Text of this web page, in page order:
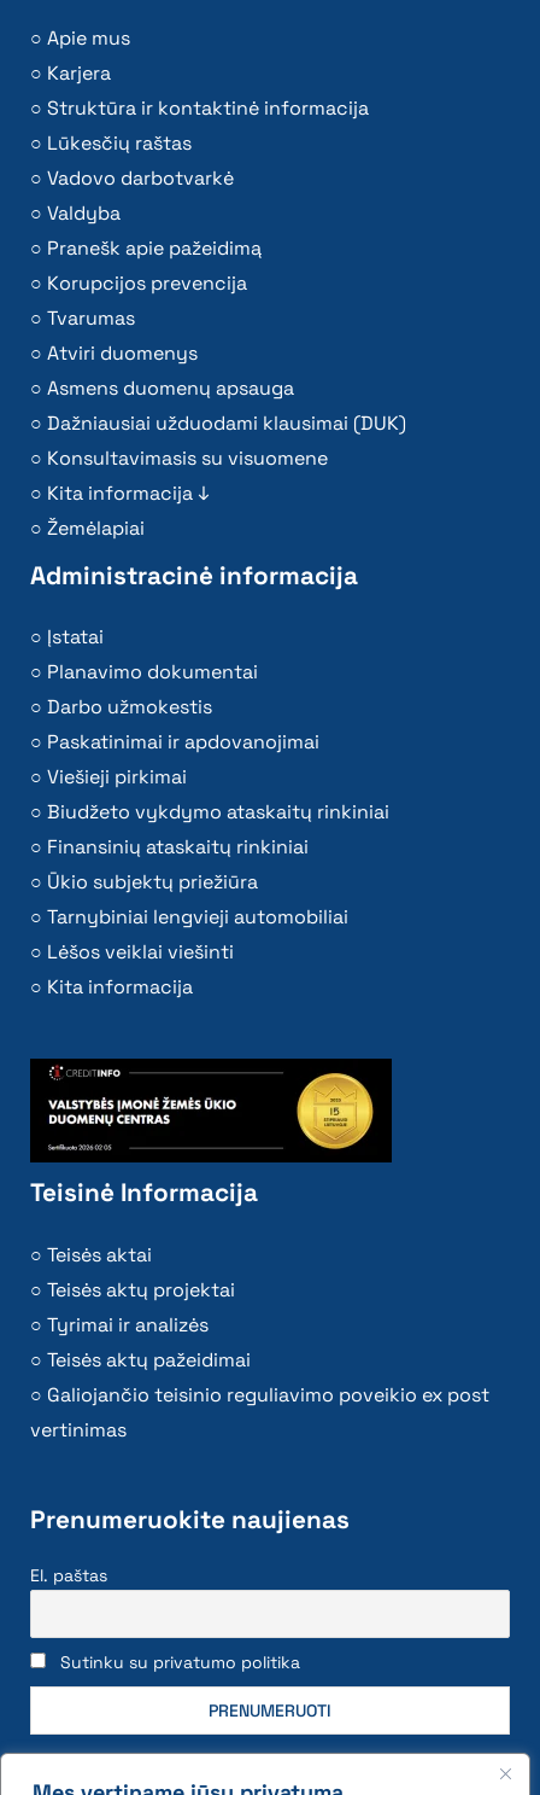
Apie mus
Karjera
Struktūra ir kontaktinė informacija
Lūkesčių raštas
Vadovo darbotvarkė
Valdyba
Pranešk apie pažeidimą
Korupcijos prevencija
Tvarumas
Atviri duomenys
Asmens duomenų apsauga
Dažniausiai užduodami klausimai (DUK)
Konsultavimasis su visuomene
Kita informacija ↓
Žemėlapiai
Administracinė informacija
Įstatai
Planavimo dokumentai
Darbo užmokestis
Paskatinimai ir apdovanojimai
Viešieji pirkimai
Biudžeto vykdymo ataskaitų rinkiniai
Finansinių ataskaitų rinkiniai
Ūkio subjektų priežiūra
Tarnybiniai lengvieji automobiliai
Lėšos veiklai viešinti
Kita informacija
Teisinė Informacija
Teisės aktai
Teisės aktų projektai
Tyrimai ir analizės
Teisės aktų pažeidimai
Galiojančio teisinio reguliavimo poveikio ex post
vertinimas
Prenumeruokite naujienas
El. paštas
Sutinku su privatumo politika